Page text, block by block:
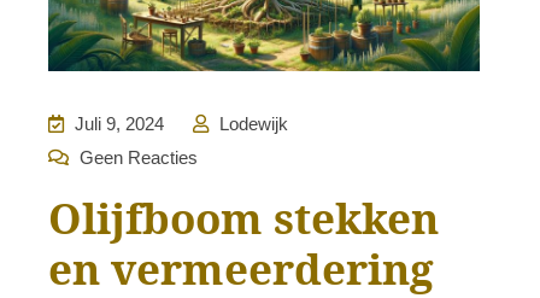
Juli 9, 2024
Lodewijk
Geen Reacties
Olijfboom stekken
en vermeerdering